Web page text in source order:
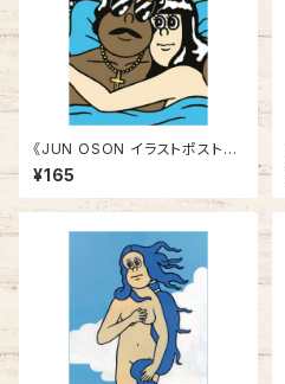
《JUN OSON イラストポストカ
ード》CJ-1／ ベッド
¥165